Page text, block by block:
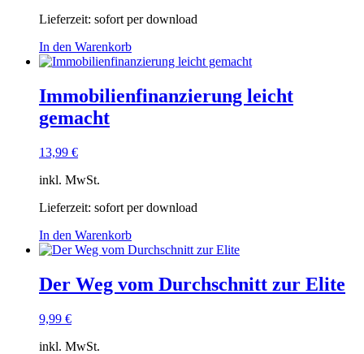
Lieferzeit: sofort per download
In den Warenkorb
Immobilienfinanzierung leicht
gemacht
13,99 €
inkl. MwSt.
Lieferzeit: sofort per download
In den Warenkorb
Der Weg vom Durchschnitt zur Elite
9,99 €
inkl. MwSt.